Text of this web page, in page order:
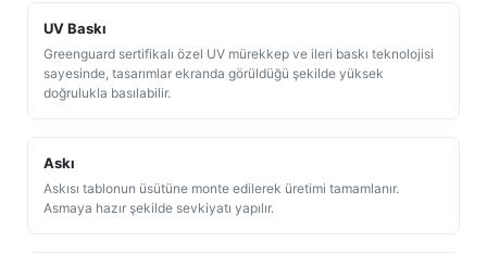
UV Baskı
Greenguard sertifikalı özel UV mürekkep ve ileri baskı teknolojisi
sayesinde, tasarımlar ekranda görüldüğü şekilde yüksek
doğrulukla basılabilir.
Askı
Askısı tablonun üsütüne monte edilerek üretimi tamamlanır.
Asmaya hazır şekilde sevkiyatı yapılır.